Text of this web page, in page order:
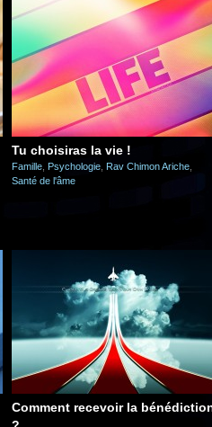
Tu choisiras la vie !
Famille Psychologie Rav Chimon Ariche
Santé de l'âme
Comment recevoir la